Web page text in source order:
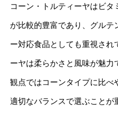
コーン・トルティーヤはビタ
が比較的豊富であり、グルテ
ー対応食品としても重視され
ーヤは柔らかさと風味が魅力
観点ではコーンタイプに比べ
適切なバランスで選ぶことが